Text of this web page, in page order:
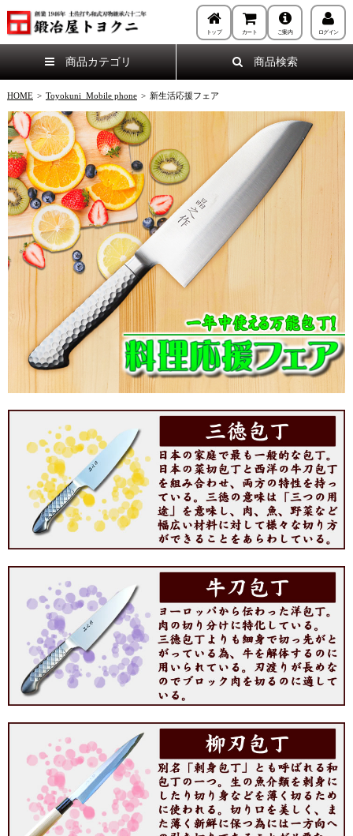
トップ カート ご案内 ログイン
商品カテゴリ 商品検索
HOME > Toyokuni_Mobile phone > 新生活応援フェア